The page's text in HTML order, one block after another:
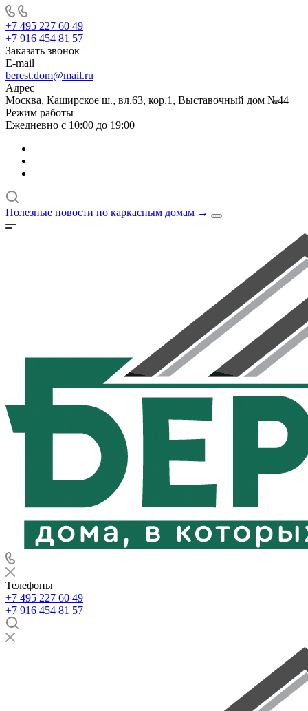
+7 495 227 60 49
+7 916 454 81 57
Заказать звонок
E-mail
berest.dom@mail.ru
Адрес
Москва, Каширское ш., вл.63, кор.1, Выставочный дом №44
Режим работы
Ежедневно с 10:00 до 19:00
Полезные новости по каркасным домам →
Телефоны
+7 495 227 60 49
+7 916 454 81 57